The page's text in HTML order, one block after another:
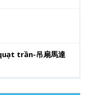
trần-吊扇馬達